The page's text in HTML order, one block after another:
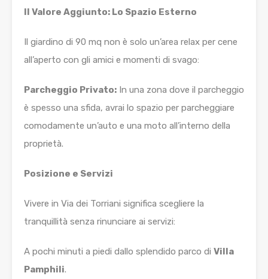
Il Valore Aggiunto: Lo Spazio Esterno
Il giardino di 90 mq non è solo un’area relax per cene
all’aperto con gli amici e momenti di svago:
Parcheggio Privato: In una zona dove il parcheggio
è spesso una sfida, avrai lo spazio per parcheggiare
comodamente un’auto e una moto all’interno della
proprietà.
Posizione e Servizi
Vivere in Via dei Torriani significa scegliere la
tranquillità senza rinunciare ai servizi:
A pochi minuti a piedi dallo splendido parco di Villa
Pamphili.